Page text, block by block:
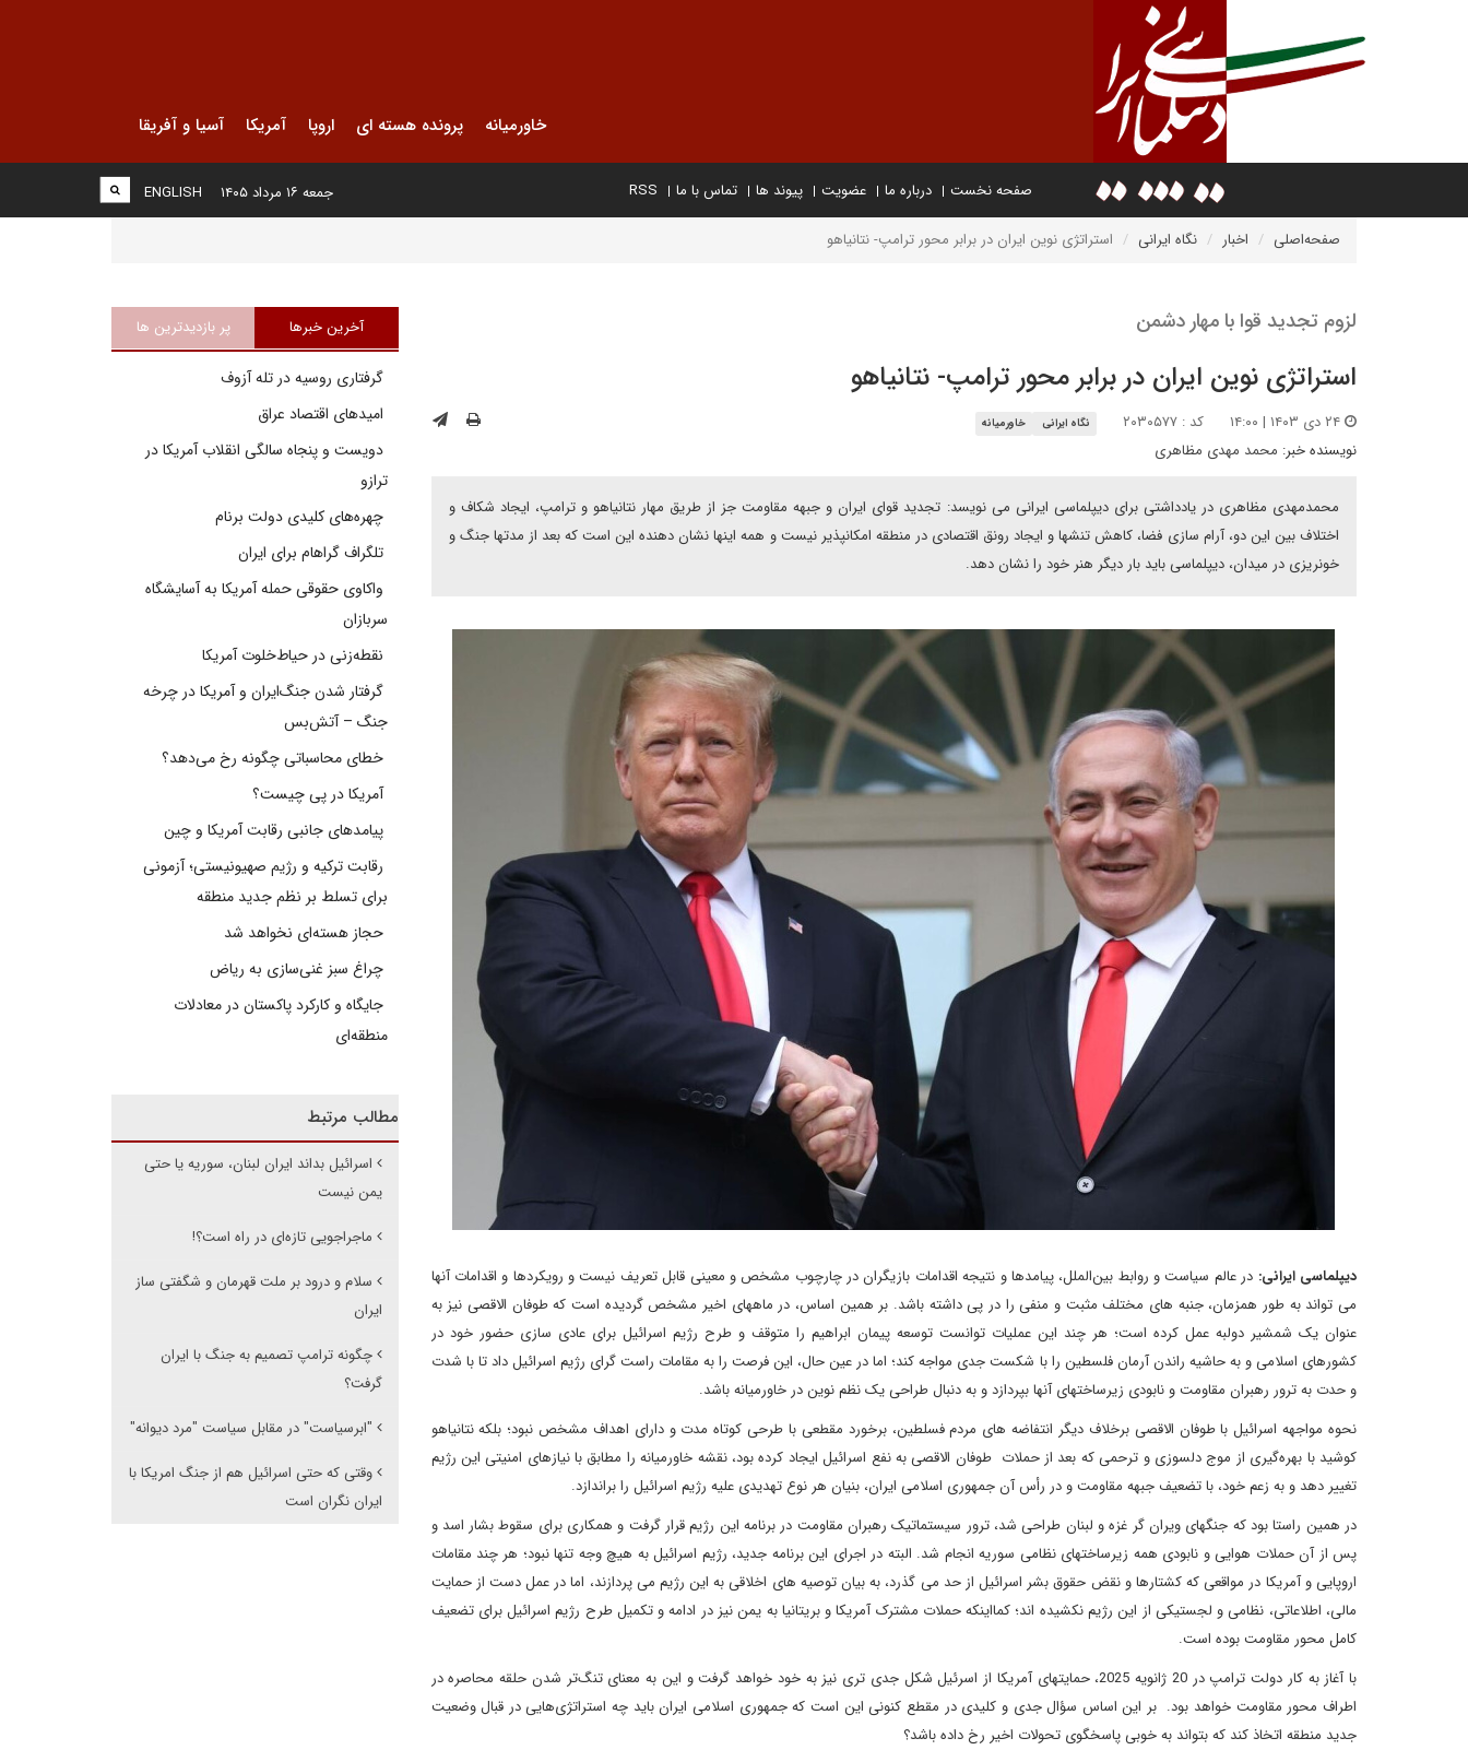
خاورمیانه پرونده هسته ای اروپا آمریکا آسیا و آفریقا
صفحه نخست درباره ما عضویت پیوند ها تماس با ما RSS
ENGLISH جمعه ۱۶ مرداد ۱۴۰۵
صفحه‌اصلی اخبار نگاه ایرانی استراتژی نوین ایران در برابر محور ترامپ- نتانیاهو
لزوم تجدید قوا با مهار دشمن
استراتژی نوین ایران در برابر محور ترامپ- نتانیاهو
کد : ۲۰۳۰۵۷۷ نگاه ایرانی خاورمیانه
نویسنده خبر: محمد مهدی مظاهری
محمدمهدی مظاهری در یادداشتی برای دیپلماسی ایرانی می نویسد: تجدید قوای ایران و جبهه مقاومت جز از طریق مهار نتانیاهو و ترامپ، ایجاد شکاف و
اختلاف بین این دو، آرام سازی فضا، کاهش تنشها و ایجاد رونق اقتصادی در منطقه امکانپذیر نیست و همه اینها نشان دهنده این است که بعد از مدتها جنگ و
خونریزی در میدان، دیپلماسی باید بار دیگر هنر خود را نشان دهد.
دیپلماسی ایرانی: در عالم سیاست و روابط بین‌الملل، پیامدها و نتیجه اقدامات بازیگران در چارچوب مشخص و معینی قابل تعریف نیست و رویکردها و اقدامات آنها
می تواند به طور همزمان، جنبه های مختلف مثبت و منفی را در پی داشته باشد. بر همین اساس، در ماههای اخیر مشخص گردیده است که طوفان الاقصی نیز به
عنوان یک شمشیر دولبه عمل کرده است؛ هر چند این عملیات توانست توسعه پیمان ابراهیم را متوقف و طرح رژیم اسرائیل برای عادی سازی حضور خود در
کشورهای اسلامی و به حاشیه راندن آرمان فلسطین را با شکست جدی مواجه کند؛ اما در عین حال، این فرصت را به مقامات راست گرای رژیم اسرائیل داد تا با شدت
و حدت به ترور رهبران مقاومت و نابودی زیرساختهای آنها بپردازد و به دنبال طراحی یک نظم نوین در خاورمیانه باشد.
نحوه مواجهه اسرائیل با طوفان الاقصی برخلاف دیگر انتفاضه های مردم فسلطین، برخورد مقطعی با طرحی کوتاه مدت و دارای اهداف مشخص نبود؛ بلکه نتانیاهو
کوشید با بهره‌گیری از موج دلسوزی و ترحمی که بعد از حملات طوفان الاقصی به نفع اسرائیل ایجاد کرده بود، نقشه خاورمیانه را مطابق با نیازهای امنیتی این رژیم
تغییر دهد و به زعم خود، با تضعیف جبهه مقاومت و در رأس آن جمهوری اسلامی ایران، بنیان هر نوع تهدیدی علیه رژیم اسرائیل را براندازد.
در همین راستا بود که جنگهای ویران گر غزه و لبنان طراحی شد، ترور سیستماتیک رهبران مقاومت در برنامه این رژیم قرار گرفت و همکاری برای سقوط بشار اسد و
پس از آن حملات هوایی و نابودی همه زیرساختهای نظامی سوریه انجام شد. البته در اجرای این برنامه جدید، رژیم اسرائیل به هیچ وجه تنها نبود؛ هر چند مقامات
اروپایی و آمریکا در مواقعی که کشتارها و نقض حقوق بشر اسرائیل از حد می گذرد، به بیان توصیه های اخلاقی به این رژیم می پردازند، اما در عمل دست از حمایت
مالی، اطلاعاتی، نظامی و لجستیکی از این رژیم نکشیده اند؛ کمااینکه حملات مشترک آمریکا و بریتانیا به یمن نیز در ادامه و تکمیل طرح رژیم اسرائیل برای تضعیف
کامل محور مقاومت بوده است.
با آغاز به کار دولت ترامپ در 20 ژانویه 2025، حمایتهای آمریکا از اسرئیل شکل جدی تری نیز به خود خواهد گرفت و این به معنای تنگ‌تر شدن حلقه محاصره در
اطراف محور مقاومت خواهد بود. بر این اساس سؤال جدی و کلیدی در مقطع کنونی این است که جمهوری اسلامی ایران باید چه استراتژی‌هایی در قبال وضعیت
جدید منطقه اتخاذ کند که بتواند به خوبی پاسخگوی تحولات اخیر رخ داده باشد؟
آخرین خبرها پر بازدیدترین ها
گرفتاری روسیه در تله آزوف
امیدهای اقتصاد عراق
دویست و پنجاه سالگی انقلاب آمریکا در
ترازو
چهره‌های کلیدی دولت برنام
تلگراف گراهام برای ایران
واکاوی حقوقی حمله آمریکا به آسایشگاه
سربازان
نقطه‌زنی در حیاط‌خلوت آمریکا
گرفتار شدن جنگ‌ایران و آمریکا در چرخه
جنگ – آتش‌بس
خطای محاسباتی چگونه رخ می‌دهد؟
آمریکا در پی چیست؟
پیامدهای جانبی رقابت آمریکا و چین
رقابت ترکیه و رژیم صهیونیستی؛ آزمونی
برای تسلط بر نظم جدید منطقه
حجاز هسته‌ای نخواهد شد
چراغ سبز غنی‌سازی به ریاض
جایگاه و کارکرد پاکستان در معادلات
منطقه‌ای
مطالب مرتبط
اسرائیل بداند ایران لبنان، سوریه یا حتی
یمن نیست
ماجراجویی تازه‌ای در راه است؟!
سلام و درود بر ملت قهرمان و شگفتی ساز
ایران
چگونه ترامپ تصمیم به جنگ با ایران
گرفت؟
"ابرسیاست" در مقابل سیاست "مرد دیوانه"
وقتی که حتی اسرائیل هم از جنگ امریکا با
ایران نگران است